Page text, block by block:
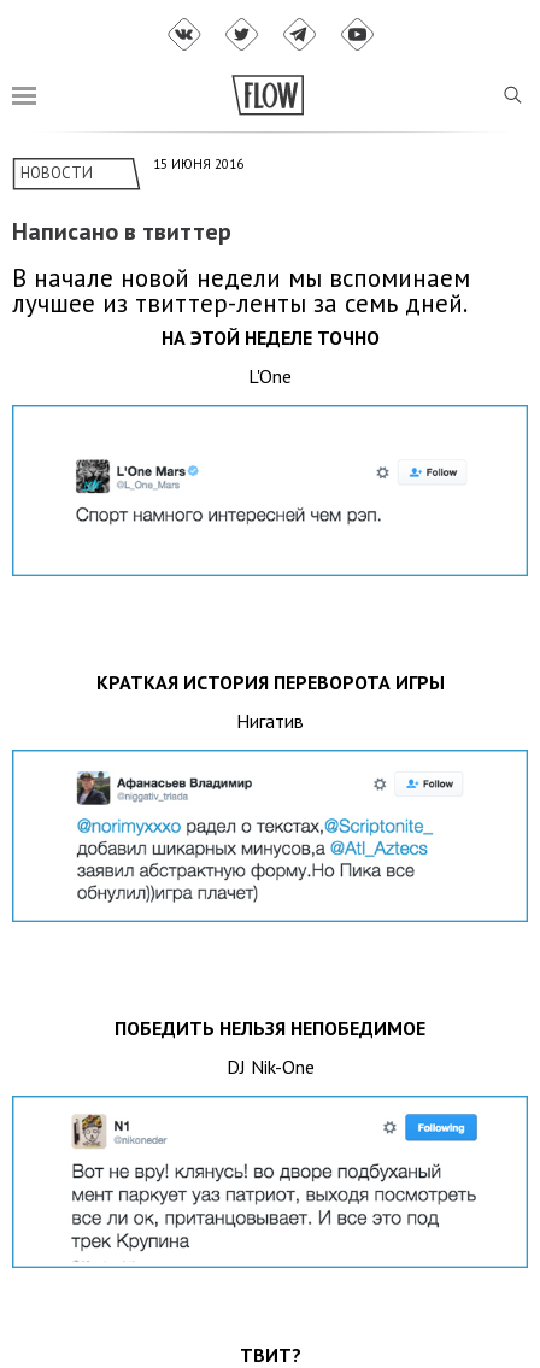
НОВОСТИ 15 ИЮНЯ 2016
Написано в твиттер
В начале новой недели мы вспоминаем
лучшее из твиттер-ленты за семь дней.
НА ЭТОЙ НЕДЕЛЕ ТОЧНО
L'One
КРАТКАЯ ИСТОРИЯ ПЕРЕВОРОТА ИГРЫ
Нигатив
ПОБЕДИТЬ НЕЛЬЗЯ НЕПОБЕДИМОЕ
DJ Nik-One
ТВИТ?